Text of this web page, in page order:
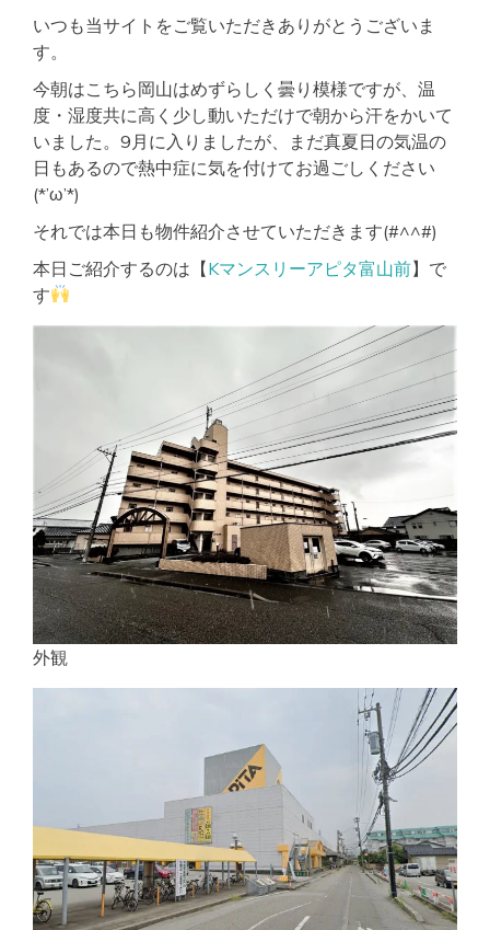
ィ
ー
実
いつも当サイトをご覧いただきありがとうございま
す。
今朝はこちら岡山はめずらしく曇り模様ですが、温
度・湿度共に高く少し動いただけで朝から汗をかいて
いました。9月に入りましたが、まだ真夏日の気温の
日もあるので熱中症に気を付けてお過ごしください
(*’ω’*)
それでは本日も物件紹介させていただきます(#^^#)
本日ご紹介するのは【Kマンスリーアピタ富山前】で
す
外観